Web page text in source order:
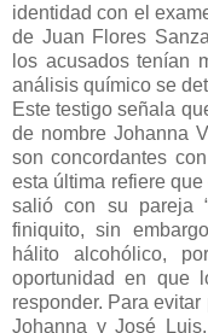
identidad con el
de Juan Flores
los acusados tenían
análisis químico se
Este testigo señala
de nombre Johanna
son concordantes
esta última refiere
salió con su pareja
finiquito, sin
hálito alcohólico,
oportunidad en que
responder. Para
Johanna y José